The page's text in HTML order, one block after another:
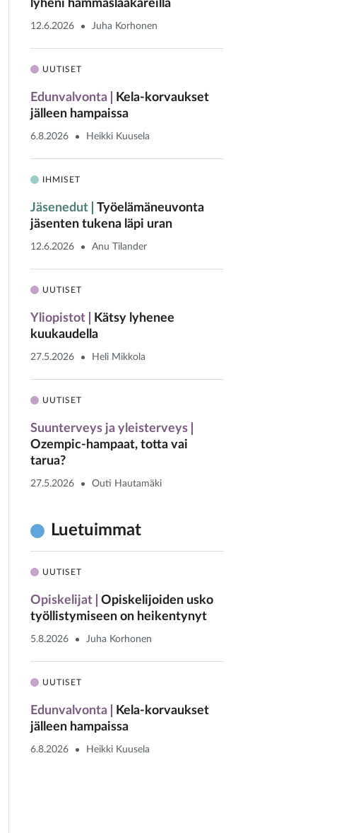
lyheni hammaslääkäreillä
12.6.2026 Juha Korhonen
UUTISET
Edunvalvonta
Kela-korvaukset
jälleen hampaissa
6.8.2026 Heikki Kuusela
IHMISET
Jäsenedut
Työelämäneuvonta
jäsenten tukena läpi uran
12.6.2026 Anu Tilander
UUTISET
Yliopistot
Kätsy lyhenee
kuukaudella
27.5.2026 Heli Mikkola
UUTISET
Suunterveys ja yleisterveys
Ozempic-hampaat, totta vai
tarua?
27.5.2026 Outi Hautamäki
Luetuimmat
UUTISET
Opiskelijat
Opiskelijoiden usko
työllistymiseen on heikentynyt
5.8.2026 Juha Korhonen
UUTISET
Edunvalvonta
Kela-korvaukset
jälleen hampaissa
6.8.2026 Heikki Kuusela